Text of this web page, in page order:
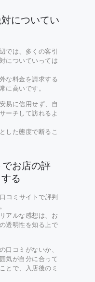
についてい
では、多くの客引
についていっては
な料金を請求する
に高いです。
易に信用せず、自
ーチして訪れるよ
した態度で断るこ
お店の評
る
コミサイトで評判
アルな感想は、お
透明性を知る上で
口コミがないか、
気が自分に合って
とで、入店後のミ